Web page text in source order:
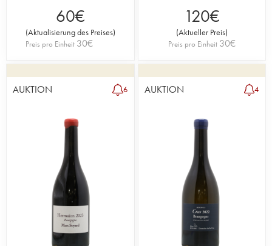
60€
(Aktualisierung des Preises)
Preis pro Einheit 30€
120€
(Aktueller Preis)
Preis pro Einheit 30€
AUKTION 6 AUKTION 4